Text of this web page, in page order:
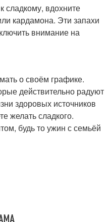
сладкому, вдохните
кардамона. Эти запахи
внимание на
о своём графике.
действительно радуют
здоровых источников
желать сладкого.
будь то ужин с семьёй